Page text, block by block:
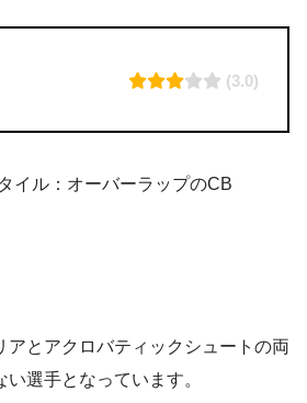
(3.0)
イル：オーバーラップのCB
アとアクロバティックシュートの両
選手となっています。